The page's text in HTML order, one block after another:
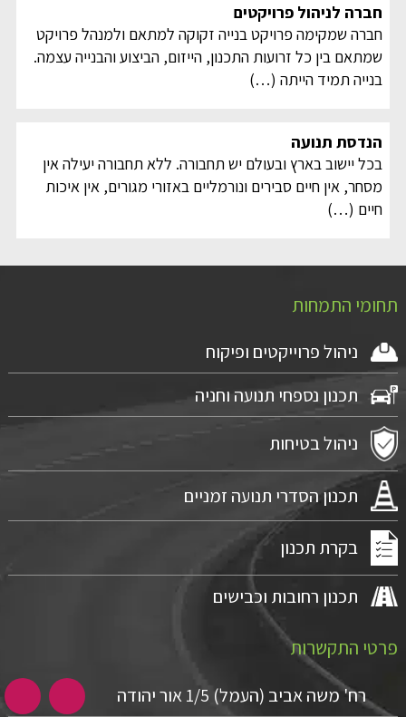
חברה לניהול פרויקטים
חברה שמקימה פרויקט בנייה זקוקה למתאם ולמנהל פרויקט
שמתאם בין כל זרועות התכנון, הייזום, הביצוע והבנייה עצמה.
בנייה תמיד הייתה (…)
הנדסת תנועה
בכל יישוב בארץ ובעולם יש תחבורה. ללא תחבורה יעילה אין
מסחר, אין חיים סבירים ונורמליים באזורי מגורים, אין איכות
חיים (…)
תחומי התמחות
ניהול פרוייקטים ופיקוח
תכנון נספחי תנועה וחניה
ניהול בטיחות
תכנון הסדרי תנועה זמניים
בקרת תכנון
תכנון רחובות וכבישים
פרטי התקשרות
רח' משה אביב (העמל) 1/5 אור יהודה